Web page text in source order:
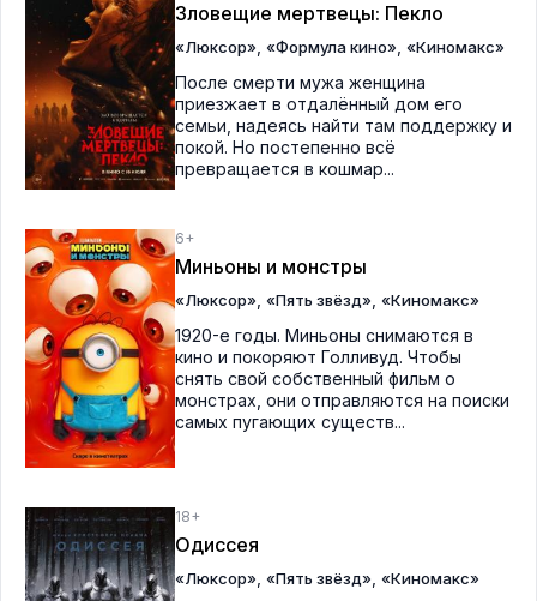
Зловещие мертвецы: Пекло
«Люксор», «Формула кино», «Киномакс»
После смерти мужа женщина
приезжает в отдалённый дом его
семьи, надеясь найти там поддержку и
покой. Но постепенно всё
превращается в кошмар...
6+
Миньоны и монстры
«Люксор» «Пять звёзд» «Киномакс»
1920-е годы. Миньоны снимаются в
кино и покоряют Голливуд. Чтобы
снять свой собственный фильм о
монстрах, они отправляются на поиски
самых пугающих существ...
18+
Одиссея
«Люксор» «Пять звёзд» «Киномакс»